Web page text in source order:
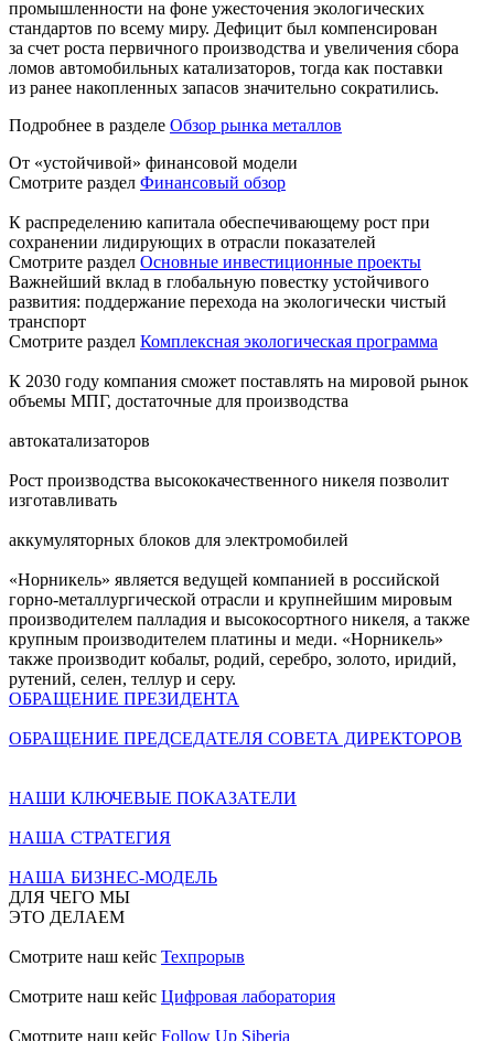
промышленности на фоне ужесточения экологических
стандартов по всему миру. Дефицит был компенсирован
за счет роста первичного производства и увеличения сбора
ломов автомобильных катализаторов, тогда как поставки
из ранее накопленных запасов значительно сократились.
Подробнее в разделе Обзор рынка металлов
От «устойчивой» финансовой модели
Смотрите раздел Финансовый обзор
К распределению капитала обеспечивающему рост при
сохранении лидирующих в отрасли показателей
Смотрите раздел Основные инвестиционные проекты
Важнейший вклад в глобальную повестку устойчивого
развития: поддержание перехода на экологически чистый
транспорт
Смотрите раздел Комплексная экологическая программа
К 2030 году компания сможет поставлять на мировой рынок
объемы МПГ, достаточные для производства
автокатализаторов
Рост производства высококачественного никеля позволит
изготавливать
аккумуляторных блоков для электромобилей
«Норникель» является ведущей компанией в российской
горно-металлургической отрасли и крупнейшим мировым
производителем палладия и высокосортного никеля, а также
крупным производителем платины и меди. «Норникель»
также производит кобальт, родий, серебро, золото, иридий,
рутений, селен, теллур и серу.
ОБРАЩЕНИЕ ПРЕЗИДЕНТА
ОБРАЩЕНИЕ ПРЕДСЕДАТЕЛЯ СОВЕТА ДИРЕКТОРОВ
НАШИ КЛЮЧЕВЫЕ ПОКАЗАТЕЛИ
НАША СТРАТЕГИЯ
НАША БИЗНЕС-МОДЕЛЬ
ДЛЯ ЧЕГО МЫ
ЭТО ДЕЛАЕМ
Смотрите наш кейс Техпрорыв
Смотрите наш кейс Цифровая лаборатория
Смотрите наш кейс Follow Up Siberia